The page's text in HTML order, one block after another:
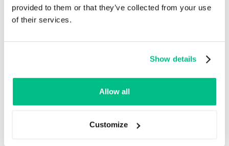
provided to them or that they’ve collected from your use
of their services.
Show details
Allow all
Customize
ondersteunen en productinformatie voor
diverse verkoopkanalen te beheren.
Amazon Seller Central